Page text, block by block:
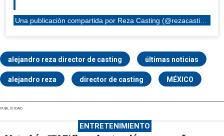
Una publicación compartida por Reza Casting (@rezacasting)
alejandro reza director de casting últimas noticias
alejandro reza director de casting MÉXICO
PUBLICIDAD
ENTRETENIMIENTO